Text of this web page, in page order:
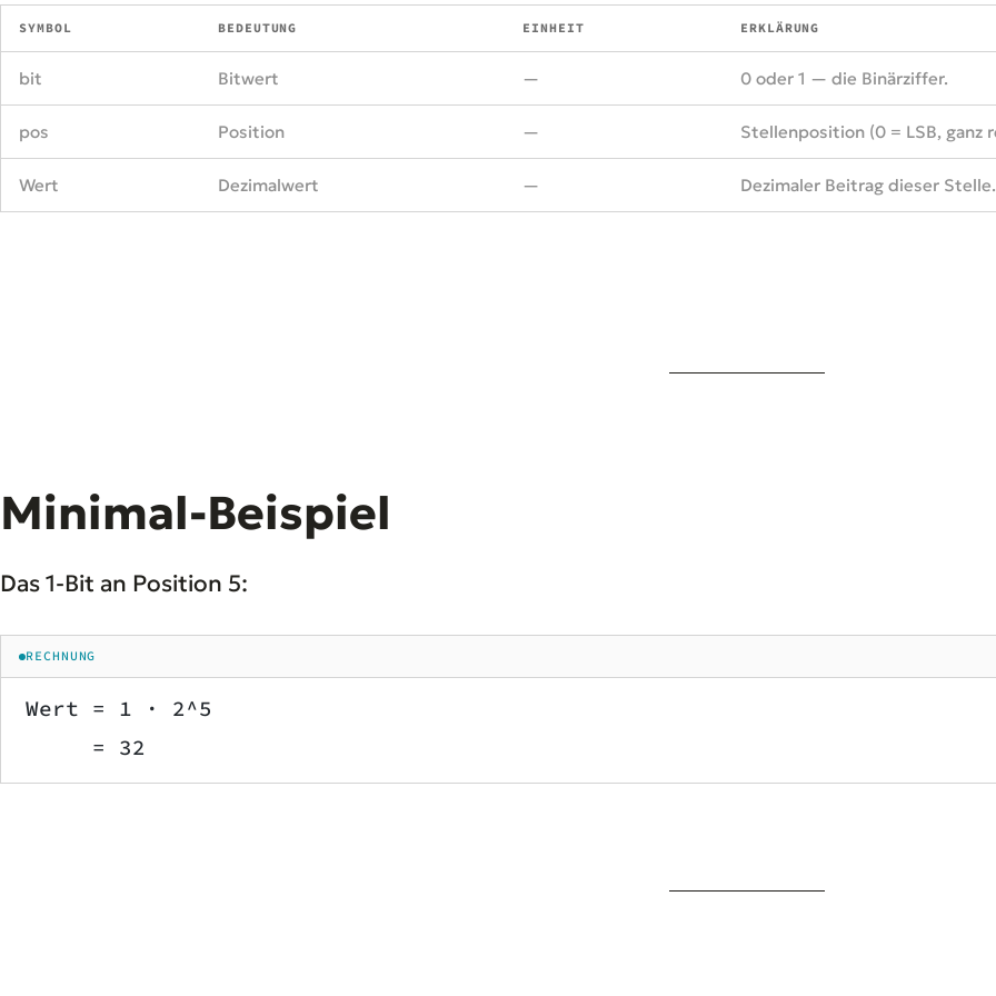
SYMBOL BEDEUTUNG EINHEIT ERKLÄRUNG
bit Bitwert — 0 oder 1 — die Binärziffer.
pos Position — Stellenposition (0 = LSB, ganz
Wert Dezimalwert — Dezimaler Beitrag dieser Stelle.
Minimal-Beispiel
Das 1-Bit an Position 5:
RECHNUNG
Wert = 1 · 2^5
     = 32